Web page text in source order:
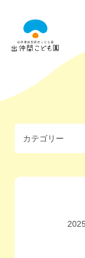
間
カテゴリー